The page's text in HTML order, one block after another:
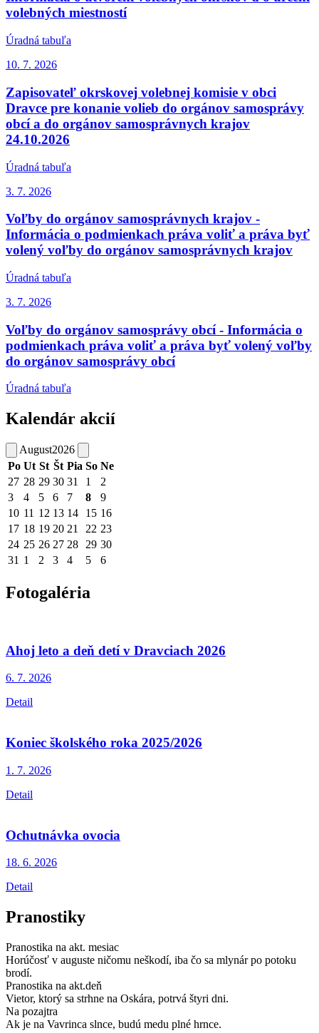
volebných miestností
Úradná tabuľa
10. 7. 2026
Zapisovateľ okrskovej volebnej komisie v obci
Dravce pre konanie volieb do orgánov samosprávy
obcí a do orgánov samosprávnych krajov
24.10.2026
Úradná tabuľa
3. 7. 2026
Voľby do orgánov samosprávnych krajov -
Informácia o podmienkach práva voliť a práva byť
volený voľby do orgánov samosprávnych krajov
Úradná tabuľa
3. 7. 2026
Voľby do orgánov samosprávy obcí - Informácia o
podmienkach práva voliť a práva byť volený voľby
do orgánov samosprávy obcí
Úradná tabuľa
Kalendár akcií
August2026
Po Ut St Št Pia So Ne
27 28 29 30 31 1
2
3
4 5 6 7 8
9
10 11 12 13 14 15 16
17 18 19 20 21 22 23
24 25 26 27 28 29 30
31 1 2 3 4 5 6
Fotogaléria
Ahoj leto a deň detí v Dravciach 2026
6. 7. 2026
Detail
Koniec školského roka 2025/2026
1. 7. 2026
Detail
Ochutnávka ovocia
18. 6. 2026
Detail
Pranostiky
Pranostika na akt. mesiac
Horúčosť v auguste ničomu neškodí, iba čo sa mlynár po potoku
brodí.
Pranostika na akt.deň
Vietor, ktorý sa strhne na Oskára, potrvá štyri dni.
Na pozajtra
Ak je na Vavrinca slnce, budú medu plné hrnce.